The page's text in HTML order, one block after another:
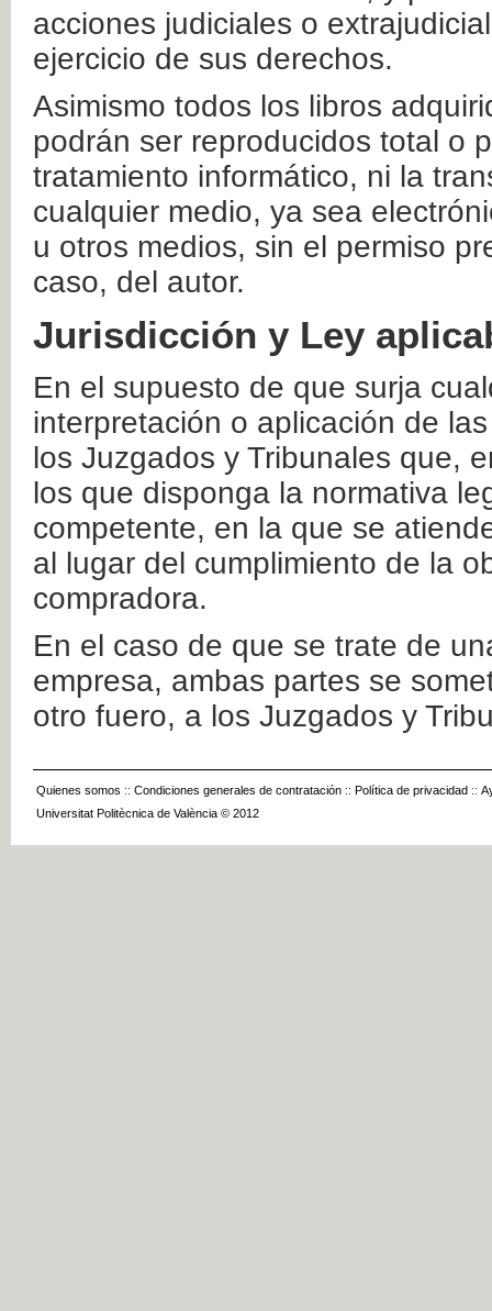
acciones judiciales o
ejercicio de sus derechos.
Asimismo todos los libros
podrán ser reproducidos total o
tratamiento informático, ni la
cualquier medio, ya sea
u otros medios, sin el permiso
caso, del autor.
Jurisdicción y Ley
En el supuesto de que surja
interpretación o aplicación de
los Juzgados y Tribunales que,
los que disponga la normativa
competente, en la que se
al lugar del cumplimiento de la
compradora.
En el caso de que se trate de
empresa, ambas partes se
otro fuero, a los Juzgados y
Quienes somos :: Condiciones generales de contratación :: Política de privacidad ::
Universitat Politècnica de València © 2012